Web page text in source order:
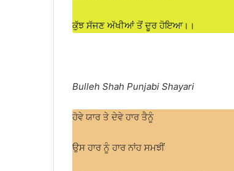
ਕੁੱਝ ਸੱਜਣ ਅੱਖੀਆਂ ਤੋਂ ਦੂਰ ਹੋਇਆ।।
Bulleh Shah Punjabi Shayari
ਹੋਵੇ ਯਾਰ ਤੇ ਦੇਵੇ ਹਾਰ ਤੈਨੂੰ
ਉਸ ਹਾਰ ਨੂੰ ਹਾਰ ਨਾਂਹ ਸਮਝੀਂ